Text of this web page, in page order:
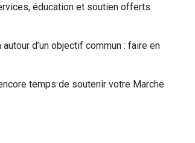
éducation et soutien offerts
d’un objectif commun : faire en
temps de soutenir votre Marche